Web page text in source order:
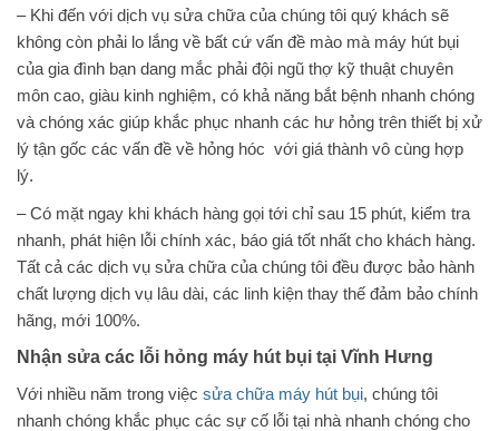
– Khi đến với dịch vụ sửa chữa của chúng tôi quý khách sẽ
không còn phải lo lắng về bất cứ vấn đề mào mà máy hút bụi
của gia đình bạn dang mắc phải đội ngũ thợ kỹ thuật chuyên
môn cao, giàu kinh nghiệm, có khả năng bắt bệnh nhanh chóng
và chóng xác giúp khắc phục nhanh các hư hỏng trên thiết bị xử
lý tận gốc các vấn đề về hỏng hóc với giá thành vô cùng hợp
lý.
– Có mặt ngay khi khách hàng gọi tới chỉ sau 15 phút, kiểm tra
nhanh, phát hiện lỗi chính xác, báo giá tốt nhất cho khách hàng.
Tất cả các dịch vụ sửa chữa của chúng tôi đều được bảo hành
chất lượng dịch vụ lâu dài, các linh kiện thay thế đảm bảo chính
hãng, mới 100%.
Nhận sửa các lỗi hỏng máy hút bụi tại Vĩnh Hưng
Với nhiều năm trong việc sửa chữa máy hút bụi, chúng tôi
nhanh chóng khắc phục các sự cố lỗi tại nhà nhanh chóng cho